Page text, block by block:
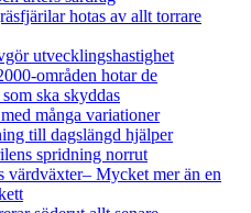
hotas av allt torrare
utvecklingshastighet
områden hotar de
ska skyddas
många variationer
till dagslängd hjälper
spridning norrut
värdväxter– Mycket mer än en